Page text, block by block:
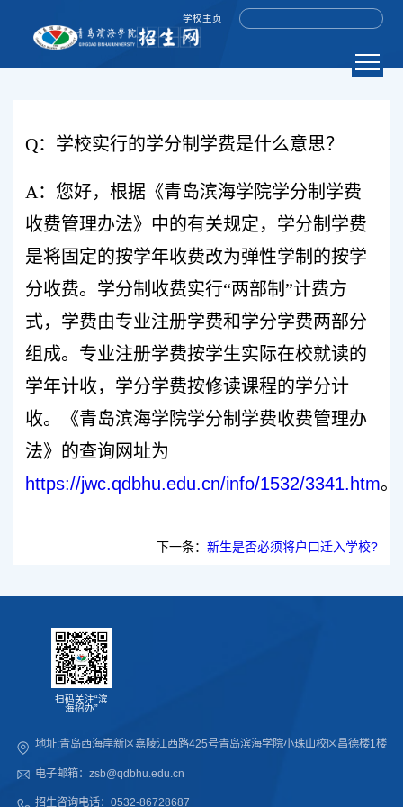
学校主页
Q：学校实行的学分制学费是什么意思？
A：您好，根据《青岛滨海学院学分制学费
收费管理办法》中的有关规定，学分制学费
是将固定的按学年收费改为弹性学制的按学
分收费。学分制收费实行“两部制”计费方
式，学费由专业注册学费和学分学费两部分
组成。专业注册学费按学生实际在校就读的
学年计收，学分学费按修读课程的学分计
收。《青岛滨海学院学分制学费收费管理办
法》的查询网址为
https://jwc.qdbhu.edu.cn/info/1532/3341.htm。
下一条： 新生是否必须将户口迁入学校?
扫码关注“滨
海招办”
地址:青岛西海岸新区嘉陵江西路425号青岛滨海学院小珠山校区昌德楼1楼
电子邮箱：zsb@qdbhu.edu.cn
招生咨询电话：0532-86728687